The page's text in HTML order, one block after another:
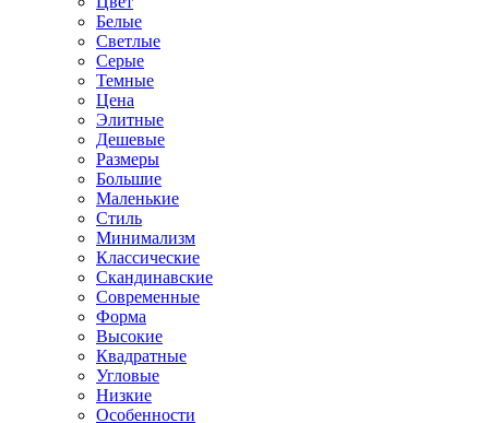
Белые
Светлые
Серые
Темные
Цена
Элитные
Дешевые
Размеры
Большие
Маленькие
Стиль
Минимализм
Классические
Скандинавские
Современные
Форма
Высокие
Квадратные
Угловые
Низкие
Особенности